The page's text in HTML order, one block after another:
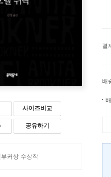
사이즈비교
공유하기
부커상 수상작
결
배